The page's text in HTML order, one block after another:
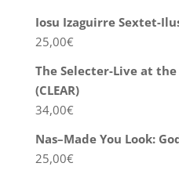
Iosu Izaguirre Sextet-
25,00€
The Selecter-Live at the
(CLEAR)
34,00€
Nas–Made You Look:
25,00€